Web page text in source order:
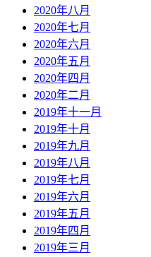
2020年八月
2020年七月
2020年六月
2020年五月
2020年四月
2020年二月
2019年十一月
2019年十月
2019年九月
2019年八月
2019年七月
2019年六月
2019年五月
2019年四月
2019年三月